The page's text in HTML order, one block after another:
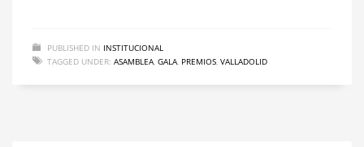
PUBLISHED IN INSTITUCIONAL
TAGGED UNDER: ASAMBLEA GALA PREMIOS VALLADOLID